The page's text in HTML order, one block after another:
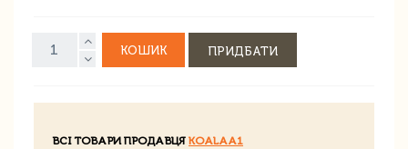
КОШИК ПРИДБАТИ
ВСІ ТОВАРИ ПРОДАВЦЯ KOALAA1